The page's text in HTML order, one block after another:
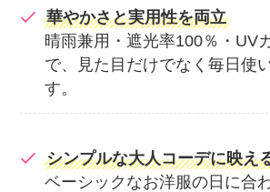
華やかさと実用性を両立
晴雨兼用・遮光率100％・UV
で、見た目だけでなく毎日使
す。
シンプルな大人コーデに映え
ベーシックなお洋服の日に合